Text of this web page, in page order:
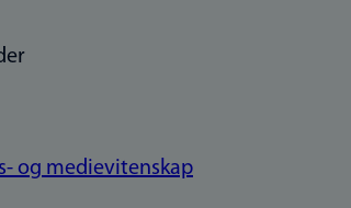
og medievitenskap